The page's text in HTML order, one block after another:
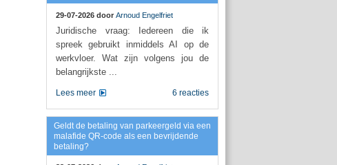
29-07-2026 door Arnoud Engelfriet
Juridische vraag: Iedereen die ik
spreek gebruikt inmiddels AI op de
werkvloer. Wat zijn volgens jou de
belangrijkste ...
6 reacties
Lees meer
Geldt de betaling van parkeergeld via een
malafide QR-code als een bevrijdende
betaling?